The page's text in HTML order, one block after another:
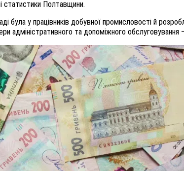
статистики Полтавщини.
була у працівників добувної промисловості й
адміністративного та допоміжного обслуговування